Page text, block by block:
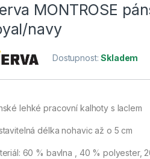
MONTROSE
navy
Dostupnost:Skladem
lehké pracovní kalhoty s laclem
délka nohavic až o 5 cm
60 % bavlna , 40 % polyester,